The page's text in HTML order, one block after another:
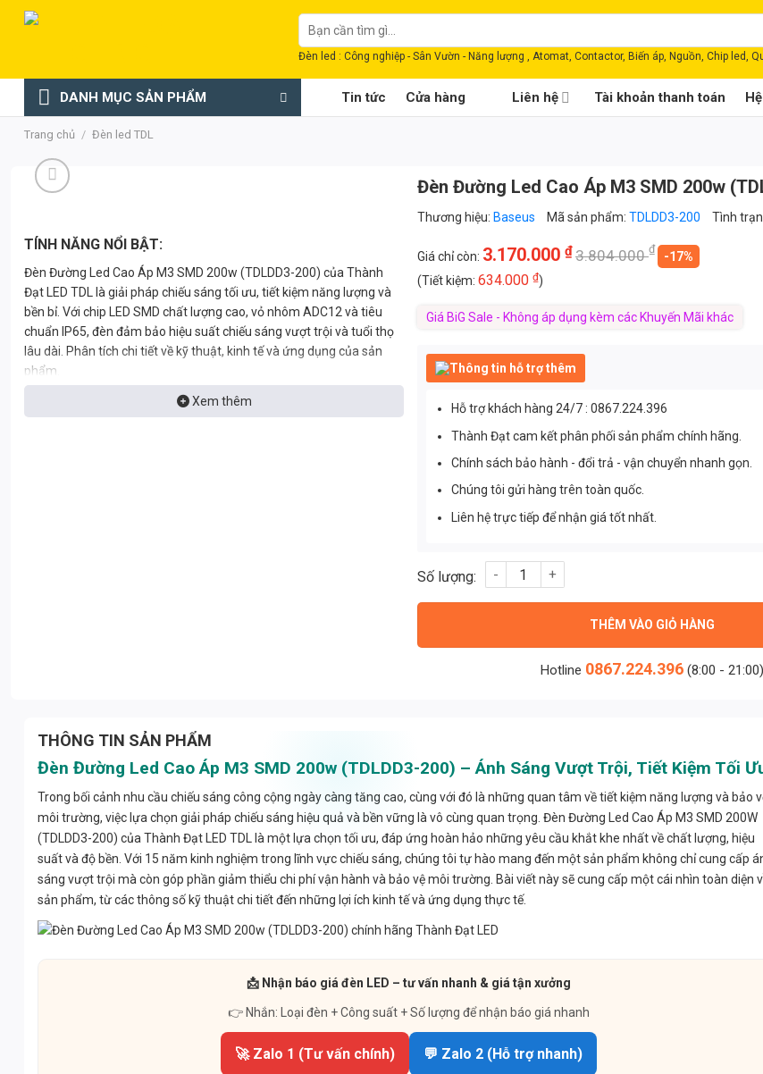
Chuyển
dung
Tìm
kiếm:
Đèn led : Công nghiệp - Sân Vườn - Năng lượng , Atomat, Contactor, Biến áp, Nguồn, Chip led,
DANH MỤC SẢN PHẨM Tin tức Cửa hàng Liên hệ Tài khoản thanh toán
Trang chủ / Đèn led TDL
TÍNH NĂNG NỔI BẬT:
Đèn Đường Led Cao Áp M3 SMD 200w (TDLDD3-200) của Thành
Đạt LED TDL là giải pháp chiếu sáng tối ưu, tiết kiệm năng lượng và
bền bỉ. Với chip LED SMD chất lượng cao, vỏ nhôm ADC12 và tiêu
chuẩn IP65, đèn đảm bảo hiệu suất chiếu sáng vượt trội và tuổi thọ
lâu dài. Phân tích chi tiết về kỹ thuật, kinh tế và ứng dụng của sản
phẩm.
Xem thêm
Đèn Đường Led Cao Áp M3 SMD 200w
Thương hiệu: Baseus Mã sản phẩm: TDLDD3-200 Tình
Giá chỉ còn: 3.170.000 ₫3.804.000₫
-17%
(Tiết kiệm: 634.000 ₫)
Giá BiG Sale - Không áp dụng kèm các Khuyến Mãi khác
Thông tin hỗ trợ thêm
Hỗ trợ khách hàng 24/7 : 0867.224.396
Thành Đạt cam kết phân phối sản phẩm chính hãng.
Chính sách bảo hành - đổi trả - vận chuyển nhanh gọn.
Chúng tôi gửi hàng trên toàn quốc.
Liên hệ trực tiếp để nhận giá tốt nhất.
Đèn Đường Led Cao Áp M3 SMD 200w (TDLDD3-200) số
THÊM VÀO GIỎ HÀNG
Hotline 0867.224.396 (8:00 - 21:00)
THÔNG TIN SẢN PHẨM
Đèn Đường Led Cao Áp M3 SMD 200w (TDLDD3-200) – Ánh Sáng Vượt Trội, Tiết Kiệm Tối
Trong bối cảnh nhu cầu chiếu sáng công cộng ngày càng tăng cao, cùng với đó là những quan tâm về tiết kiệm năng lượng và bảo
môi trường, việc lựa chọn giải pháp chiếu sáng hiệu quả và bền vững là vô cùng quan trọng. Đèn Đường Led Cao Áp M3 SMD 200W
(TDLDD3-200) của Thành Đạt LED TDL là một lựa chọn tối ưu, đáp ứng hoàn hảo những yêu cầu khắt khe nhất về chất lượng, hiệu
suất và độ bền. Với 15 năm kinh nghiệm trong lĩnh vực chiếu sáng, chúng tôi tự hào mang đến một sản phẩm không chỉ cung cấp
sáng vượt trội mà còn góp phần giảm thiểu chi phí vận hành và bảo vệ môi trường. Bài viết này sẽ cung cấp một cái nhìn toàn diện
sản phẩm, từ các thông số kỹ thuật chi tiết đến những lợi ích kinh tế và ứng dụng thực tế.
📩 Nhận báo giá đèn LED – tư vấn nhanh & giá tận xưởng
👉 Nhắn: Loại đèn + Công suất + Số lượng để nhận báo giá nhanh
🚀 Zalo 1 (Tư vấn chính) 💬 Zalo 2 (Hỗ trợ nhanh)